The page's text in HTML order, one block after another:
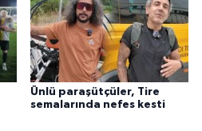
Ünlü paraşütçüler, Tire
semalarında nefes kesti